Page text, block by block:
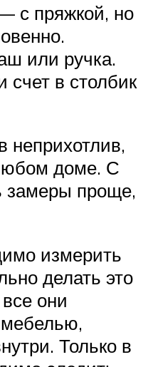
с пряжкой, но
или ручка.
счет в столбик
неприхотлив,
доме. С
замеры проще,
измерить
делать это
они
Только в